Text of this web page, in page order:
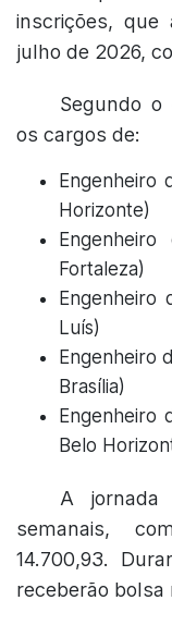
inscrições,
julho de 2026,
Segundo
os cargos de:
Engenheiro
Horizonte)
Fortaleza)
Engenheiro
Luís)
Engenheiro
Brasília)
Engenheiro
Belo
A
semanais,
14.700,93.
receberão bolsa